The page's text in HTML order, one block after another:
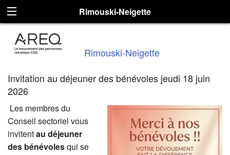
Rimouski-Neigette
Rimouski-Neigette
Invitation au déjeuner des bénévoles jeudi 18 juin
2026
Les membres du
Conseil sectoriel vous
invitentau déjeuner
des bénévolesqui se